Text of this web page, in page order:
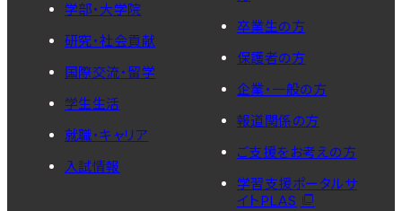
学部・大学院
研究・社会貢献
国際交流・留学
学生生活
就職・キャリア
入試情報
卒業生の方
保護者の方
企業・一般の方
報道関係の方
ご支援をお考えの方
学習支援ポータルサ
イトPLAS